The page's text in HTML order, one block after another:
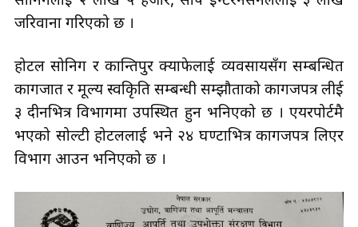
जरिवाना गरिएको छ ।
होटल सोनिग र कान्तिपुर क्याफेलाई व्यवसायसँग सम्बन्धित
कागजात र मूल्य स्वकिृति सम्बन्धी सम्झौताको कागजपत्र लीई
३ दीनभित्र विभागमा उपस्थित हुन भनिएको छ । एयरपोर्टमै
भएको सोल्टी होटललाई भने २४ घण्टाभित्र कागजपत्र लिएर
विभाग आउन भनिएको छ ।